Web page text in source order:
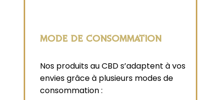
MODE DE CONSOMMATION
Nos produits au CBD s’adaptent à vos
envies grâce à plusieurs modes de
consommation :